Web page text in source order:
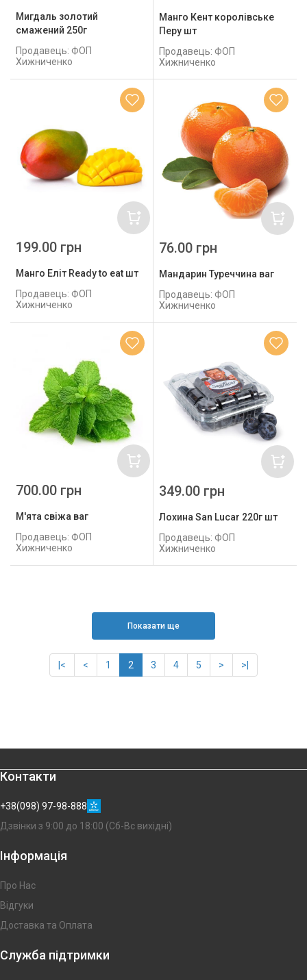
Мигдаль золотий
смажений 250г
Продавець: ФОП
Хижниченко
Манго Кент королівське
Перу шт
Продавець: ФОП
Хижниченко
Манго Еліт Ready to eat шт
Продавець: ФОП
Хижниченко
199.00 грн
Мандарин Туреччина ваг
Продавець: ФОП
Хижниченко
76.00 грн
М'ята свіжа ваг
Продавець: ФОП
Хижниченко
700.00 грн
Лохина San Lucar 220г шт
Продавець: ФОП
Хижниченко
349.00 грн
Показати ще
|< < 1 2 3 4 5 > >|
Контакти
+38(098) 97-98-888
Дзвінки з 9:00 до 18:00 (Сб-Вс вихідні)
Інформація
Про Нас
Відгуки
Доставка та Оплата
Служба підтримки